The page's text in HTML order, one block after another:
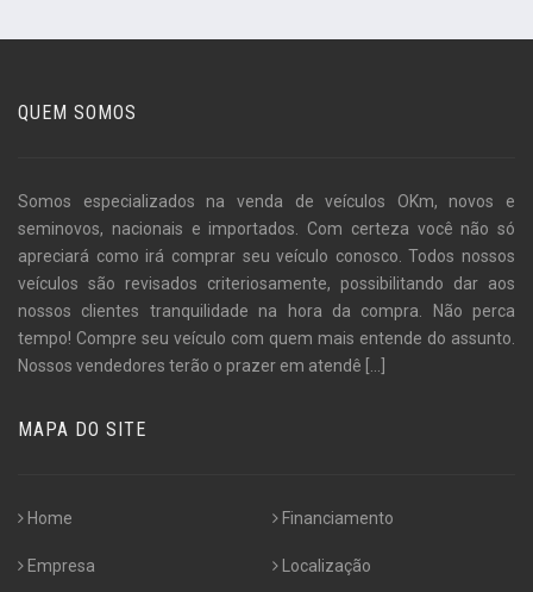
QUEM SOMOS
Somos especializados na venda de veículos OKm, novos e
seminovos, nacionais e importados. Com certeza você não só
apreciará como irá comprar seu veículo conosco. Todos nossos
veículos são revisados criteriosamente, possibilitando dar aos
nossos clientes tranquilidade na hora da compra. Não perca
tempo! Compre seu veículo com quem mais entende do assunto.
Nossos vendedores terão o prazer em atendê [...]
MAPA DO SITE
Home
Empresa
Financiamento
Localização